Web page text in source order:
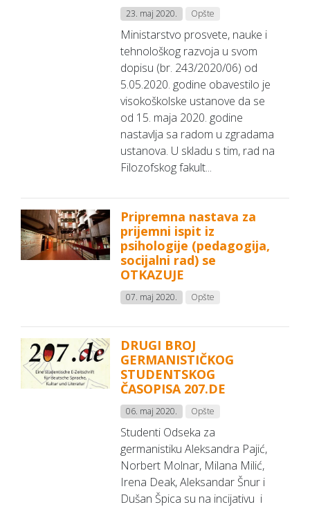
23. maj 2020. Opšte
Ministarstvo prosvete, nauke i
tehnološkog razvoja u svom
dopisu (br. 243/2020/06) od
5.05.2020. godine obavestilo je
visokoškolske ustanove da se
od 15. maja 2020. godine
nastavlja sa radom u zgradama
ustanova. U skladu s tim, rad na
Filozofskog fakult...
Pripremna nastava za
prijemni ispit iz
psihologije (pedagogija,
socijalni rad) se
OTKAZUJE
07. maj 2020. Opšte
DRUGI BROJ
GERMANISTIČKOG
STUDENTSKOG
ČASOPISA 207.DE
06. maj 2020. Opšte
Studenti Odseka za
germanistiku Aleksandra Pajić,
Norbert Molnar, Milana Milić,
Irena Deak, Aleksandar Šnur i
Dušan Špica su na incijativu i